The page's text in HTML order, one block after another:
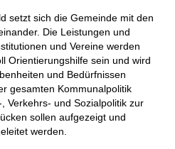
setzt sich die Gemeinde mit den
Die Leistungen und
und Vereine werden
Orientierungshilfe sein und wird
und Bedürfnissen
gesamten Kommunalpolitik
Verkehrs- und Sozialpolitik zur
sollen aufgezeigt und
werden.